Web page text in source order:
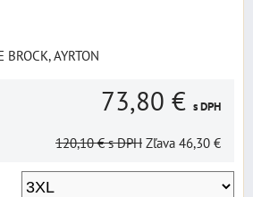
AYRTON
73,80 € s DPH
120,10 € s DPH Zľava 46,30 €